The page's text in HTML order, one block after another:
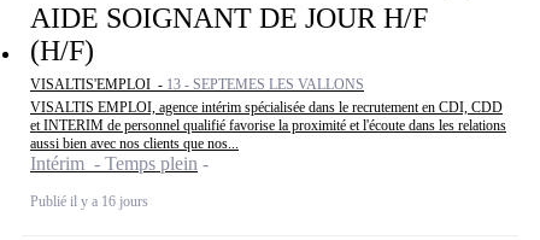
AIDE SOIGNANT DE JOUR H/F
(H/F)
VISALTIS'EMPLOI - 13 - SEPTEMES LES VALLONS
VISALTIS EMPLOI, agence intérim spécialisée dans le recrutement en CDI, CDD
et INTERIM de personnel qualifié favorise la proximité et l'écoute dans les relations
aussi bien avec nos clients que nos...
Intérim - Temps plein
Publié il y a 16 jours